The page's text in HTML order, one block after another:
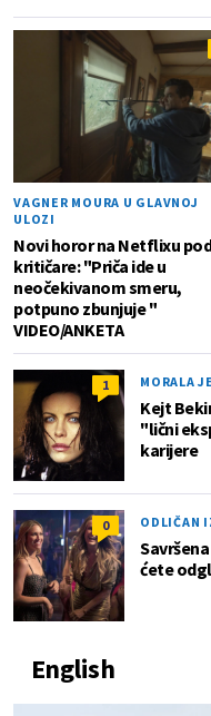
VAGNER MOURA U GLAVNOJ
ULOZI
Novi horor na Netflixu
kritičare: "Priča ide u
neočekivanom smeru,
potpuno zbunjuje "
VIDEO/ANKETA
1 MORALA
Kejt
"lični
karijere
0 ODLIČAN
ćete
English